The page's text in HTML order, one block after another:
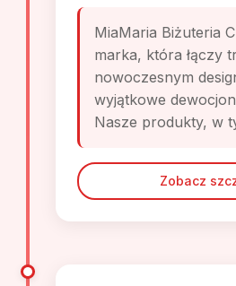
MiaMaria Biżuteria
marka, która łączy
nowoczesnym
wyjątkowe
Nasze produkty, w
Zobacz